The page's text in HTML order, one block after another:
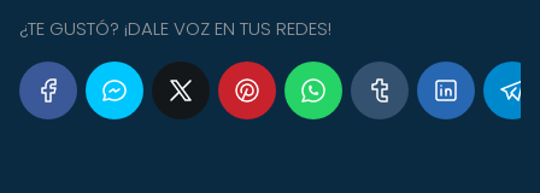
¿TE GUSTÓ? ¡DALE VOZ EN TUS REDES!